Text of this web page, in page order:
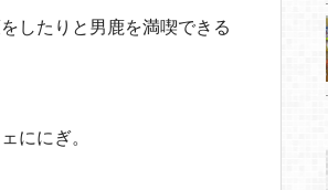
したりと男鹿を満喫できる
ににぎ。